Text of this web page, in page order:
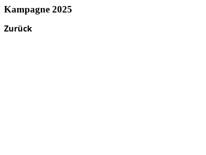
Kampagne 2025
Zurück